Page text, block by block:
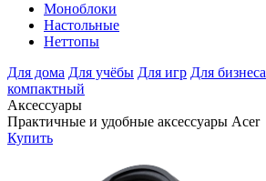
Моноблоки
Настольные
Неттопы
Для дома Для учёбы Для игр Для бизнеса
компактный
Аксессуары
Практичные и удобные аксессуары Acer
Купить